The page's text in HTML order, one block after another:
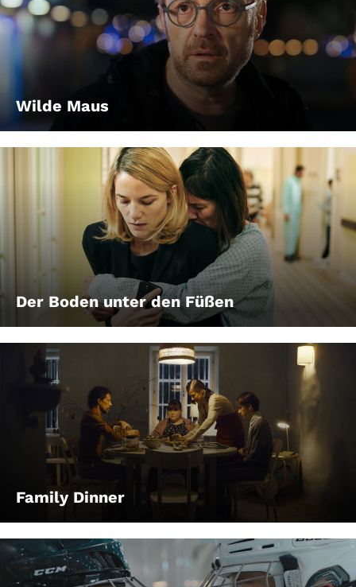
Wilde Maus
Der Boden unter den Füßen
Family Dinner